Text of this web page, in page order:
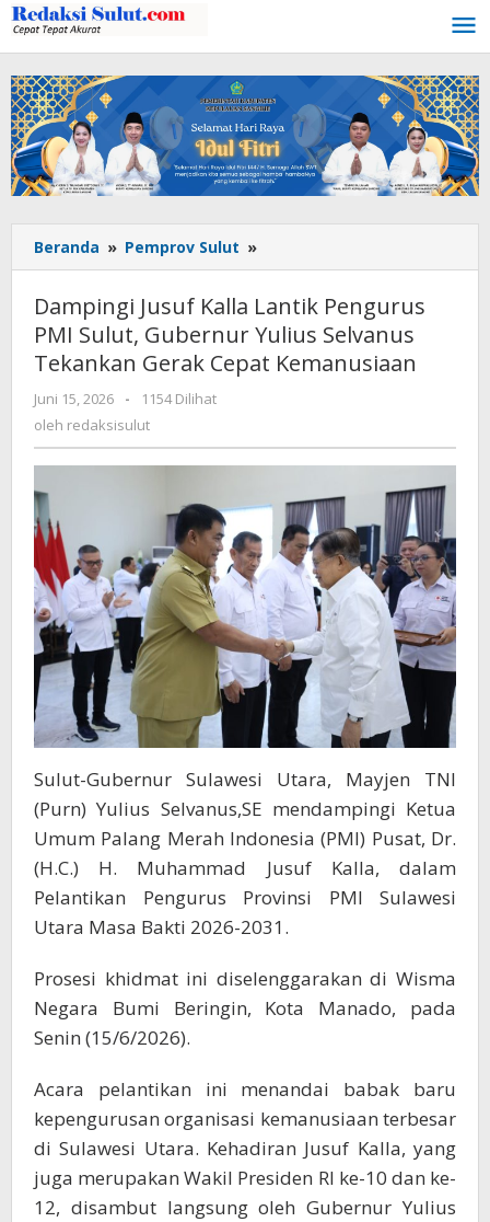
Lewati
ke
konten
Beranda » Pemprov Sulut »
Jusuf
Lantik
Pengurus
PMI
Selvanus
Gerak
Cepat
Kemanusiaan
Dampingi Jusuf Kalla Lantik Pengurus
PMI Sulut, Gubernur Yulius Selvanus
Tekankan Gerak Cepat Kemanusiaan
Juni 15, 2026
oleh
redaksisulut
-
1154 Dilihat
oleh redaksisulut
Sulut-Gubernur Sulawesi Utara, Mayjen TNI
(Purn) Yulius Selvanus,SE mendampingi Ketua
Umum Palang Merah Indonesia (PMI) Pusat, Dr.
(H.C.) H. Muhammad Jusuf Kalla, dalam
Pelantikan Pengurus Provinsi PMI Sulawesi
Utara Masa Bakti 2026-2031.
Prosesi khidmat ini diselenggarakan di Wisma
Negara Bumi Beringin, Kota Manado, pada
Senin (15/6/2026).
Acara pelantikan ini menandai babak baru
kepengurusan organisasi kemanusiaan terbesar
di Sulawesi Utara. Kehadiran Jusuf Kalla, yang
juga merupakan Wakil Presiden RI ke-10 dan ke-
12, disambut langsung oleh Gubernur Yulius